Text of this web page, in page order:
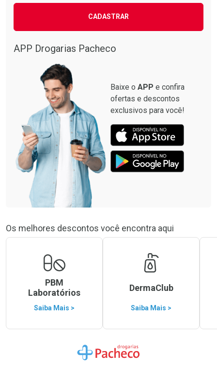
CADASTRAR
APP Drogarias Pacheco
Baixe o APP e confira
ofertas e descontos
exclusivos para você!
Os melhores descontos você encontra aqui
PBM
Laboratórios
Saiba Mais >
DermaClub
Saiba Mais >
Ir para a Home